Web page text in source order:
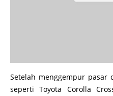
Setelah menggempur
seperti Toyota Corolla